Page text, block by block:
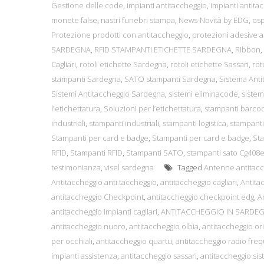
Gestione delle code, impianti antitaccheggio, impianti
monete false, nastri funebri stampa, News-Novità by EDG,
Protezione prodotti con antitaccheggio, protezioni adesive
SARDEGNA, RFID STAMPANTI ETICHETTE SARDEGNA, Ribbon,
Cagliari, rotoli etichette Sardegna, rotoli etichette Sassari,
stampanti Sardegna, SATO stampanti Sardegna, Sistema
Sistemi Antitaccheggio Sardegna, sistemi eliminacode,
l'etichettatura, Soluzioni per l’etichettatura, stampanti
industriali, stampanti industriali, stampanti logistica,
Stampanti per card e badge, Stampanti per card e badge,
RFID, Stampanti RFID, Stampanti SATO, stampanti sato
testimonianza, visel sardegna Tagged Antenne
Antitaccheggio anti taccheggio, antitaccheggio cagliari,
antitaccheggio Checkpoint, antitaccheggio checkpoint edg,
antitaccheggio impianti cagliari, ANTITACCHEGGIO IN
antitaccheggio nuoro, antitaccheggio olbia, antitaccheggio
per occhiali, antitaccheggio quartu, antitaccheggio radio
impianti assistenza, antitaccheggio sassari, antitaccheggio